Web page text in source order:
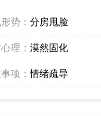
势： 分房甩脸
理： 漠然固化
项：情绪疏导